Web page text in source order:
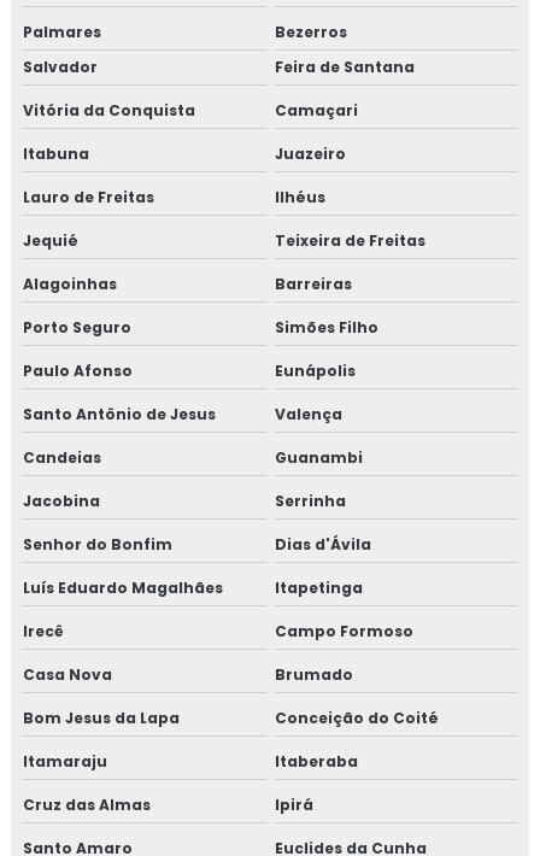
Palmares
Bezerros
Salvador
Feira de Santana
Vitória da Conquista Camaçari
Itabuna Juazeiro
Lauro de Freitas Ilhéus
Jequié Teixeira de Freitas
Alagoinhas Barreiras
Porto Seguro Simões Filho
Paulo Afonso Eunápolis
Santo Antônio de Jesus Valença
Candeias Guanambi
Jacobina Serrinha
Senhor do Bonfim Dias d'Ávila
Luís Eduardo Magalhães Itapetinga
Irecê Campo Formoso
Casa Nova Brumado
Bom Jesus da Lapa Conceição do Coité
Itamaraju Itaberaba
Cruz das Almas Ipirá
Santo Amaro Euclides da Cunha